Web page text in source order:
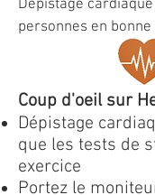
Dépistage
personnes en bonne
Coup d'oeil sur
Dépistage
que les tests de
exercice
Portez le